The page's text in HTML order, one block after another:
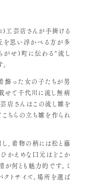
)工芸店さんが手掛ける
を思い浮かべる方が多
がせ)町に伝わる"流し
飾った女の子たちが男
せて千代川に流し無病
店さんはこの流し雛を
ちらの立ち雛を作られ
、着物の柄には松と藤
かえめな口元はどこか
が何とも魅力的です。ミ
トサイズ。場所を選ば